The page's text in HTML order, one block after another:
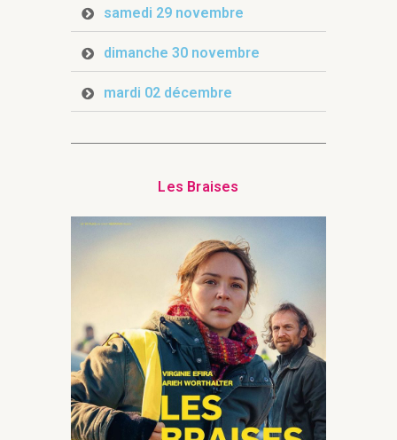
samedi 29 novembre
dimanche 30 novembre
mardi 02 décembre
Les Braises